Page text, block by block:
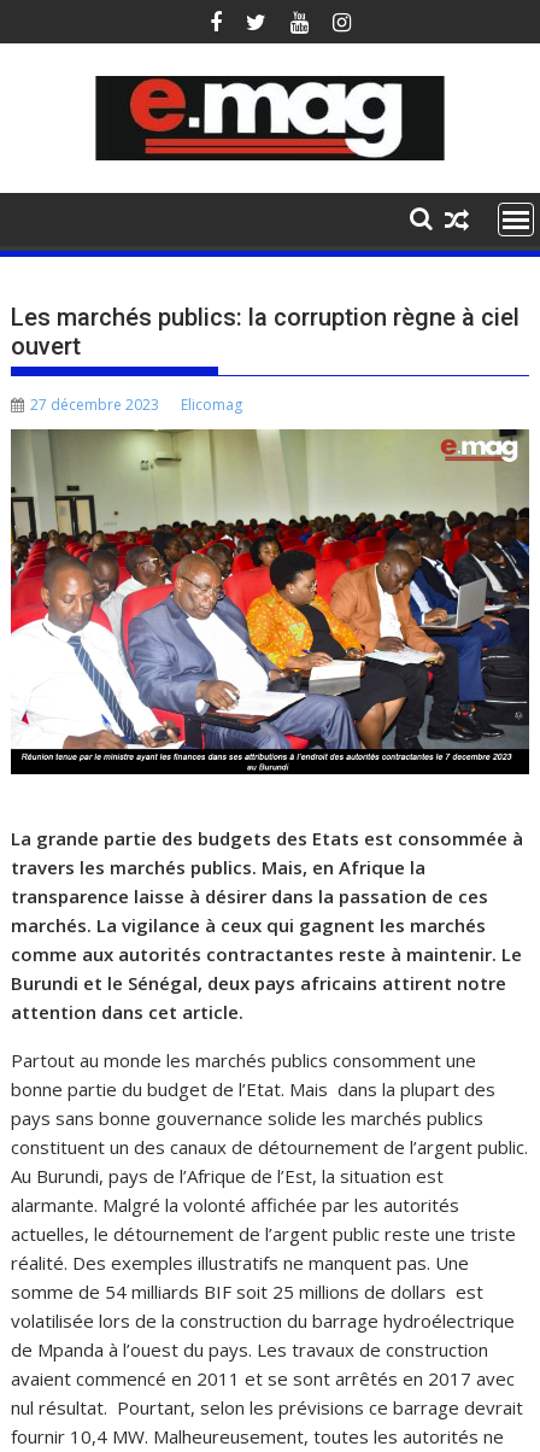
to
Les marchés publics: la corruption règne à ciel
ouvert
27 décembre 2023 Elicomag
La grande partie des budgets des Etats est consommée à
travers les marchés publics. Mais, en Afrique la
transparence laisse à désirer dans la passation de ces
marchés. La vigilance à ceux qui gagnent les marchés
comme aux autorités contractantes reste à maintenir. Le
Burundi et le Sénégal, deux pays africains attirent notre
attention dans cet article.
Partout au monde les marchés publics consomment une
bonne partie du budget de l’Etat. Mais dans la plupart des
pays sans bonne gouvernance solide les marchés publics
constituent un des canaux de détournement de l’argent public.
Au Burundi, pays de l’Afrique de l’Est, la situation est
alarmante. Malgré la volonté affichée par les autorités
actuelles, le détournement de l’argent public reste une triste
réalité. Des exemples illustratifs ne manquent pas. Une
somme de 54 milliards BIF soit 25 millions de dollars est
volatilisée lors de la construction du barrage hydroélectrique
de Mpanda à l’ouest du pays. Les travaux de construction
avaient commencé en 2011 et se sont arrêtés en 2017 avec
nul résultat. Pourtant, selon les prévisions ce barrage devrait
fournir 10,4 MW. Malheureusement, toutes les autorités ne